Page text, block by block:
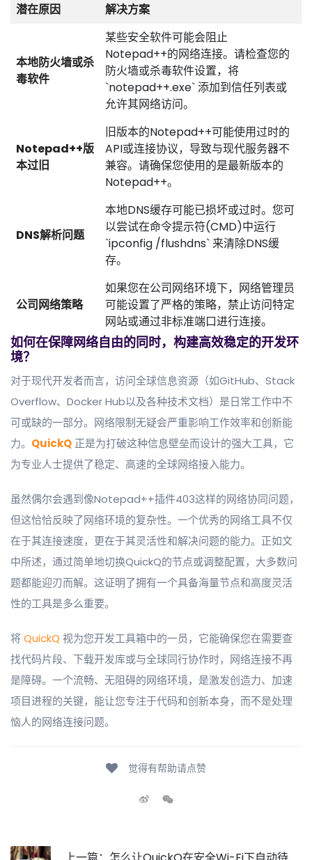
潜在原因 解决方案
本地防火墙或杀
毒软件
某些安全软件可能会阻止
Notepad++的网络连接。请检查您的
防火墙或杀毒软件设置，将
`notepad++.exe` 添加到信任列表或
允许其网络访问。
Notepad++版
本过旧
旧版本的Notepad++可能使用过时的
API或连接协议，导致与现代服务器不
兼容。请确保您使用的是最新版本的
Notepad++。
DNS解析问题
本地DNS缓存可能已损坏或过时。您可
以尝试在命令提示符(CMD)中运行
`ipconfig /flushdns` 来清除DNS缓
存。
公司网络策略
如果您在公司网络环境下，网络管理员
可能设置了严格的策略，禁止访问特定
网站或通过非标准端口进行连接。
如何在保障网络自由的同时，构建高效稳定的开发环
境？
对于现代开发者而言，访问全球信息资源（如GitHub、Stack
Overflow、Docker Hub以及各种技术文档）是日常工作中不
可或缺的一部分。网络限制无疑会严重影响工作效率和创新能
力。 QuickQ 正是为打破这种信息壁垒而设计的强大工具，它
为专业人士提供了稳定、高速的全球网络接入能力。
虽然偶尔会遇到像Notepad++插件403这样的网络协同问题，
但这恰恰反映了网络环境的复杂性。一个优秀的网络工具不仅
在于其连接速度，更在于其灵活性和解决问题的能力。正如文
中所述，通过简单地切换QuickQ的节点或调整配置，大多数问
题都能迎刃而解。这证明了拥有一个具备海量节点和高度灵活
性的工具是多么重要。
将QuickQ 视为您开发工具箱中的一员，它能确保您在需要查
找代码片段、下载开发库或与全球同行协作时，网络连接不再
是障碍。一个流畅、无阻碍的网络环境，是激发创造力、加速
项目进程的关键，能让您专注于代码和创新本身，而不是处理
恼人的网络连接问题。
觉得有帮助请点赞